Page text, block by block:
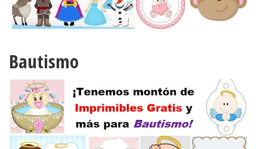
Bautismo